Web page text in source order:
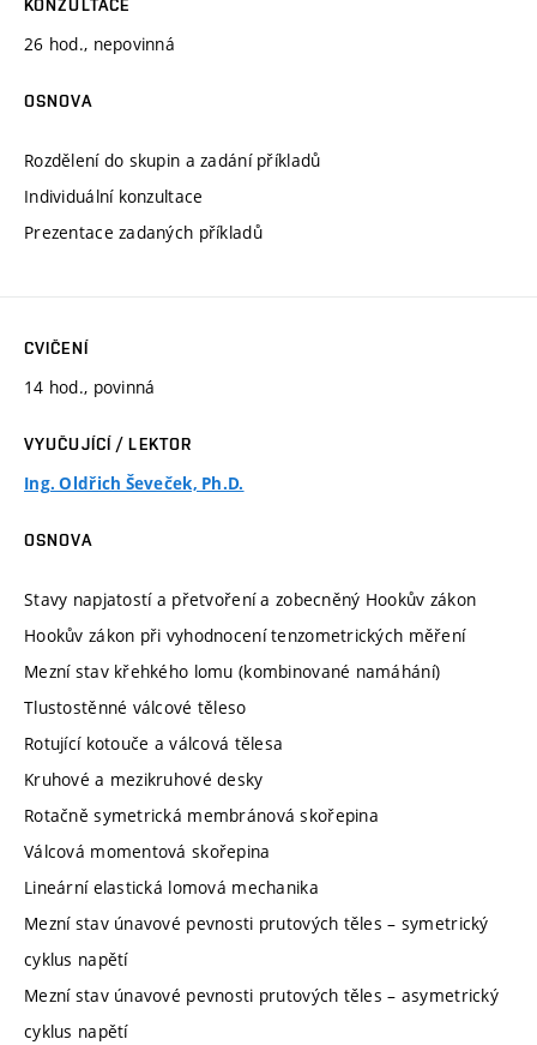
KONZULTACE
26 hod., nepovinná
OSNOVA
Rozdělení do skupin a zadání příkladů
Individuální konzultace
Prezentace zadaných příkladů
CVIČENÍ
14 hod., povinná
VYUČUJÍCÍ / LEKTOR
Ing. Oldřich Ševeček, Ph.D.
OSNOVA
Stavy napjatostí a přetvoření a zobecněný Hookův zákon
Hookův zákon při vyhodnocení tenzometrických měření
Mezní stav křehkého lomu (kombinované namáhání)
Tlustostěnné válcové těleso
Rotující kotouče a válcová tělesa
Kruhové a mezikruhové desky
Rotačně symetrická membránová skořepina
Válcová momentová skořepina
Lineární elastická lomová mechanika
Mezní stav únavové pevnosti prutových těles – symetrický
cyklus napětí
Mezní stav únavové pevnosti prutových těles – asymetrický
cyklus napětí